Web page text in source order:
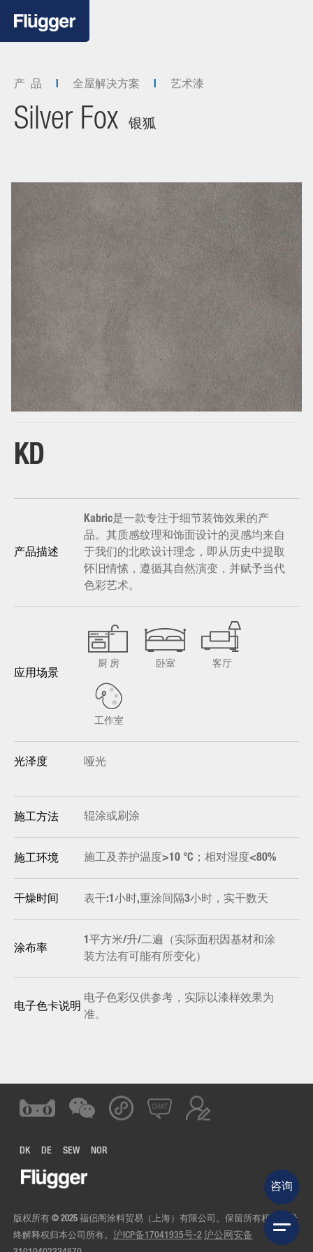
产 品 全屋解决方案 艺术漆
Silver Fox 银狐
base
KD
产品描述
Kabric是一款专注于细节装饰效果的产
品。其质感纹理和饰面设计的灵感均来自
于我们的北欧设计理念，即从历史中提取
怀旧情愫，遵循其自然演变，并赋予当代
色彩艺术。
应用场景
厨 房 卧室 客厅
工作室
光泽度 哑光
施工方法 辊涂或刷涂
施工环境 施工及养护温度>10 °C；相对湿度<80%
干燥时间 表干:1小时,重涂间隔3小时，实干数天
涂布率
1平方米/升/二遍（实际面积因基材和涂
装方法有可能有所变化）
电子色卡说明
电子色彩仅供参考，实际以漆样效果为
准。
DK DE SEW NOR
版权所有 © 2025 福侣阁涂料贸易（上海）有限公司。保留所有权利。最
终解释权归本公司所有。沪ICP备17041935号-2 沪公网安备
咨询